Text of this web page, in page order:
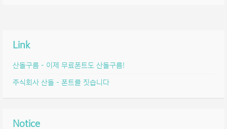
Link
산돌구름 – 이제 무료폰트도 산돌구름!
주식회사 산돌 – 폰트를 짓습니다
Notice